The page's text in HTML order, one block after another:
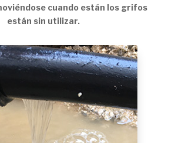
cuando están los grifos
están sin utilizar.